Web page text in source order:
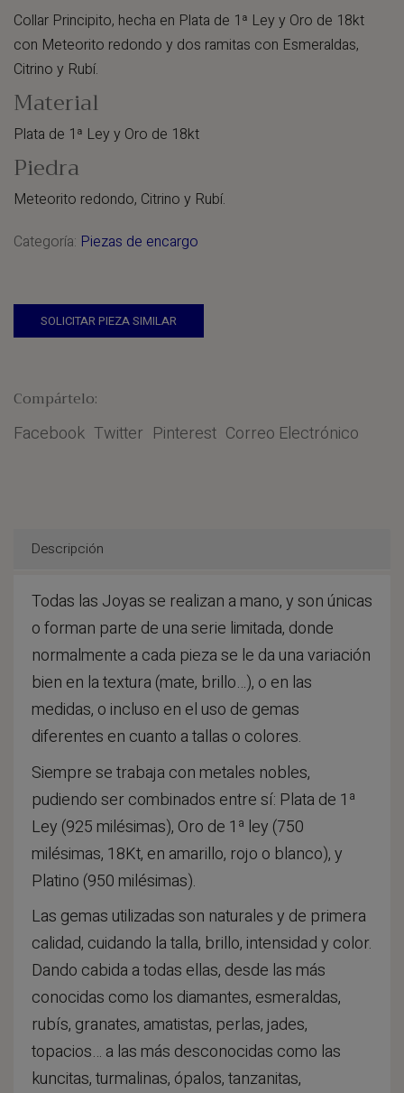
Collar Principito, hecha en Plata de 1ª Ley y Oro de 18kt
con Meteorito redondo y dos ramitas con Esmeraldas,
Citrino y Rubí.
Material
Plata de 1ª Ley y Oro de 18kt
Piedra
Meteorito redondo, Citrino y Rubí.
Categoría: Piezas de encargo
SOLICITAR PIEZA SIMILAR
Compártelo:
Facebook Twitter Pinterest Correo Electrónico
Descripción
Todas las Joyas se realizan a mano, y son únicas
o forman parte de una serie limitada, donde
normalmente a cada pieza se le da una variación
bien en la textura (mate, brillo…), o en las
medidas, o incluso en el uso de gemas
diferentes en cuanto a tallas o colores.
Siempre se trabaja con metales nobles,
pudiendo ser combinados entre sí: Plata de 1ª
Ley (925 milésimas), Oro de 1ª ley (750
milésimas, 18Kt, en amarillo, rojo o blanco), y
Platino (950 milésimas).
Las gemas utilizadas son naturales y de primera
calidad, cuidando la talla, brillo, intensidad y color.
Dando cabida a todas ellas, desde las más
conocidas como los diamantes, esmeraldas,
rubís, granates, amatistas, perlas, jades,
topacios… a las más desconocidas como las
kuncitas, turmalinas, ópalos, tanzanitas,